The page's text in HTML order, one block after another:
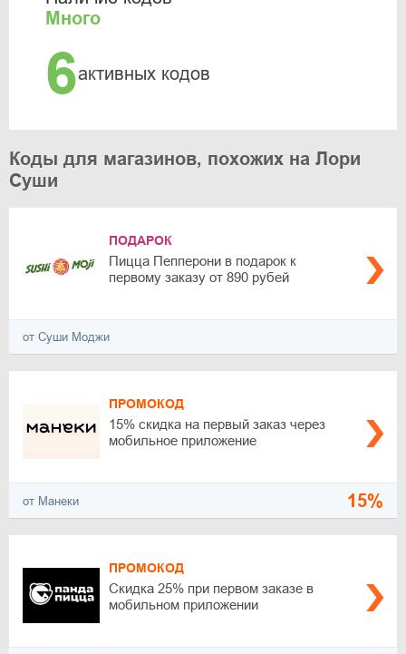
Много
6активных кодов
Коды для магазинов, похожих на Лори
Суши
ПОДАРОК
Пицца Пепперони в подарок к
первому заказу от 890 рубей
от Суши Моджи
ПРОМОКОД
15% скидка на первый заказ через
мобильное приложение
от Манеки 15%
ПРОМОКОД
Скидка 25% при первом заказе в
мобильном приложении